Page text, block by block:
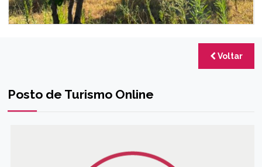
Voltar
Posto de Turismo Online